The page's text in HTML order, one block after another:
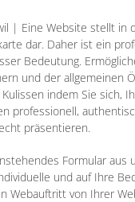
| Eine Website stellt in
dar. Daher ist ein
Bedeutung.
und der allgemeinen
indem Sie sich,
professionell,
präsentieren.
Formular aus
und auf Ihre
Webauftritt von Ihrer